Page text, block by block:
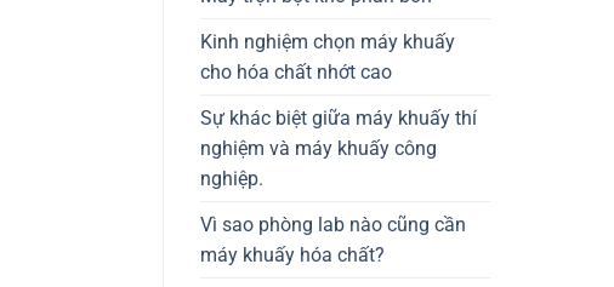
Kinh nghiệm chọn máy khuấy
cho hóa chất nhớt cao
Sự khác biệt giữa máy khuấy thí
nghiệm và máy khuấy công
nghiệp.
Vì sao phòng lab nào cũng cần
máy khuấy hóa chất?